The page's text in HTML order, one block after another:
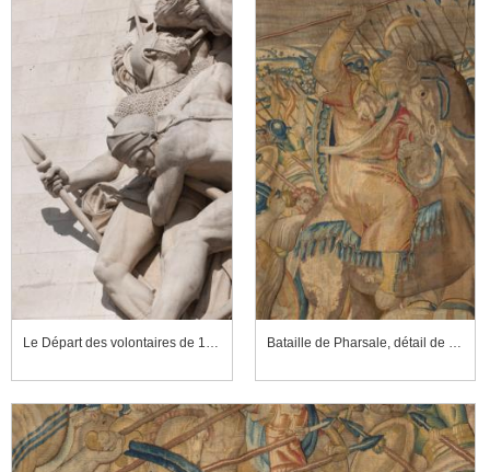
Le Départ des volontaires de 1792, dit La Marseillaise (détail) Bataille de Pharsale, détail de la partie droite